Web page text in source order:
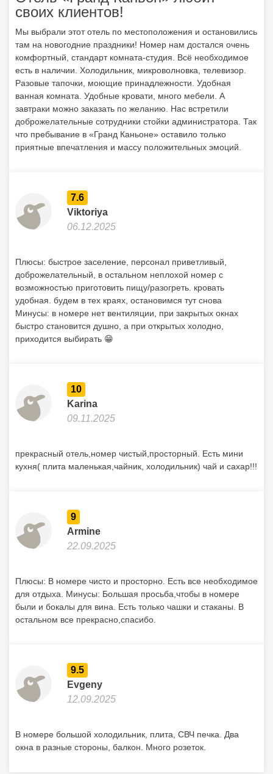
своих клиентов!
Мы выбрали этот отель по местоположения и остановились
там на новогодние праздники! Номер нам достался очень
комфортный, стандарт комната-студия. Всё необходимое
есть в наличии. Холодильник, микроволновка, телевизор.
Разовые тапочки, моющие принадлежности. Удобная
ванная комната. Удобные кровати, много мебели. А
завтраки можно заказать по желанию. Нас встретили
доброжелательные сотрудники стойки администратора. Так
что пребывание в «Гранд Каньоне» оставило только
приятные впечатления и массу положительных эмоций.
7.6
Viktoriya
06.12.2025
Плюсы: быстрое заселение, персонал приветливый,
доброжелательный, в остальном неплохой номер с
возможностью приготовить пищу/разогреть. кровать
удобная. будем в тех краях, остановимся тут снова
Минусы: в номере нет вентиляции, при закрытых окнах
быстро становится душно, а при открытых холодно,
приходится выбирать 😁
10
Karina
09.11.2025
прекрасный отель,номер чистый,просторный. Есть мини
кухня( плита маленькая,чайник, холодильник) чай и сахар!!!
9
Armine
22.09.2025
Плюсы: В номере чисто и просторно. Есть все необходимое
для отдыха. Минусы: Большая просьба,чтобы в номере
были и бокалы для вина. Есть только чашки и стаканы. В
остальном все прекрасно,спасибо.
9.5
Evgeny
12.09.2025
В номере большой холодильник, плита, СВЧ печка. Два
окна в разные стороны, балкон. Много розеток.